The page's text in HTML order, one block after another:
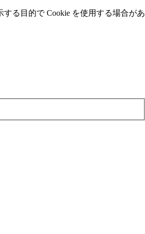
る⽬的で Cookie を使⽤する場合があ